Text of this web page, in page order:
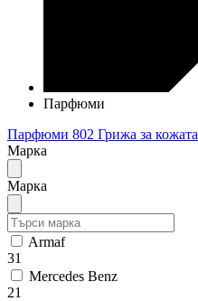
Парфюми
Парфюми 802 Грижа за кожата
Марка
Марка
Armaf
31
Mercedes Benz
21